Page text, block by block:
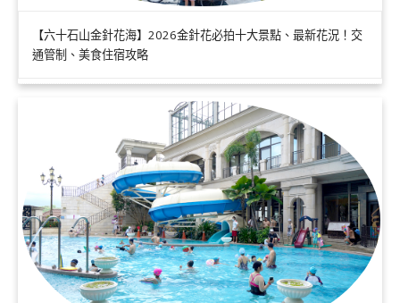
【六十石山金針花海】2026金針花必拍十大景點、最新花況！交
通管制、美食住宿攻略